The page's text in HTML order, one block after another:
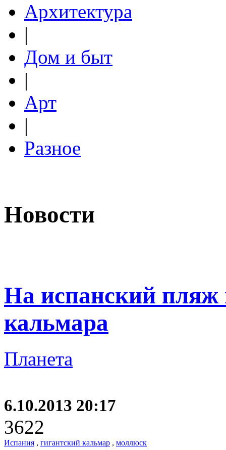
Архитектура
|
Дом и быт
|
Арт
|
Разное
Новости
На испанский пляж
кальмара
Планета
6.10.2013 20:17
3622
Испания , гигантский кальмар , моллюск